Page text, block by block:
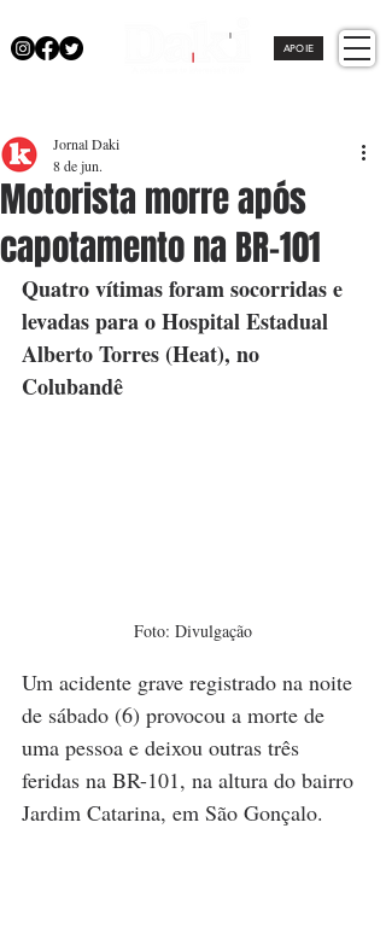
APOIE
Motorista morre após
capotamento na BR-101
Jornal Daki
8 de jun.
Quatro vítimas foram socorridas e
levadas para o Hospital Estadual
Alberto Torres (Heat), no
Colubandê
Foto: Divulgação
Um acidente grave registrado na noite
de sábado (6) provocou a morte de
uma pessoa e deixou outras três
feridas na BR-101, na altura do bairro
Jardim Catarina, em São Gonçalo.